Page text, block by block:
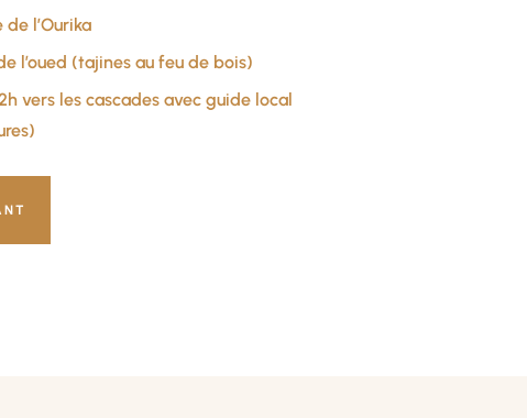
l’Ourika
l’oued (tajines au feu de bois)
vers les cascades avec guide local